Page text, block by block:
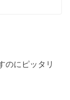
のにピッタリ